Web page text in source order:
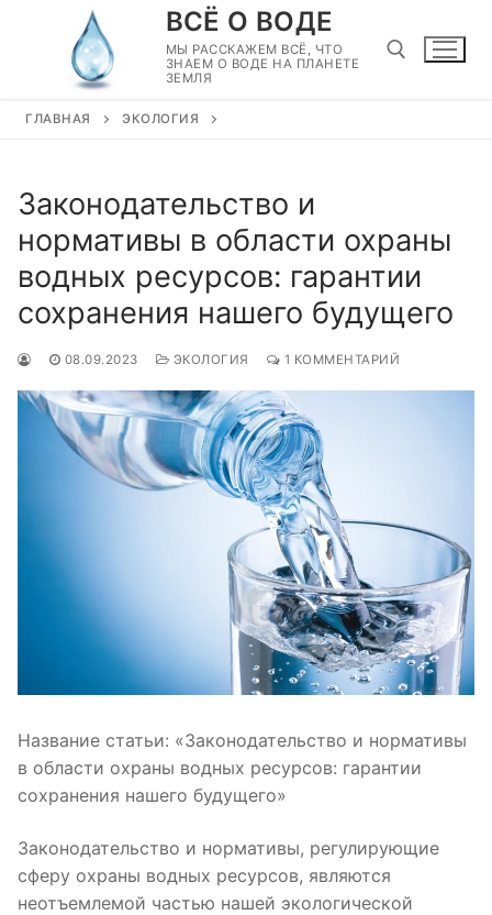
содержимому
ВСЁ О ВОДЕ
МЫ РАССКАЖЕМ ВСЁ, ЧТО
ЗНАЕМ О ВОДЕ НА ПЛАНЕТЕ
ЗЕМЛЯ
ГЛАВНАЯ ЭКОЛОГИЯ
Законодательство и
нормативы в области охраны
водных ресурсов: гарантии
сохранения нашего будущего
08.09.2023 ЭКОЛОГИЯ 1 КОММЕНТАРИЙ
Название статьи: «Законодательство и нормативы
в области охраны водных ресурсов: гарантии
сохранения нашего будущего»
Законодательство и нормативы, регулирующие
сферу охраны водных ресурсов, являются
неотъемлемой частью нашей экологической